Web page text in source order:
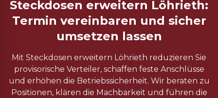
Steckdosen erweitern Löhrieth:
Termin vereinbaren und sicher
umsetzen lassen
Mit Steckdosen erweitern Löhrieth reduzieren Sie
provisorische Verteiler, schaffen feste Anschlüsse
und erhöhen die Betriebssicherheit. Wir beraten zu
Positionen, klären die Machbarkeit und führen die